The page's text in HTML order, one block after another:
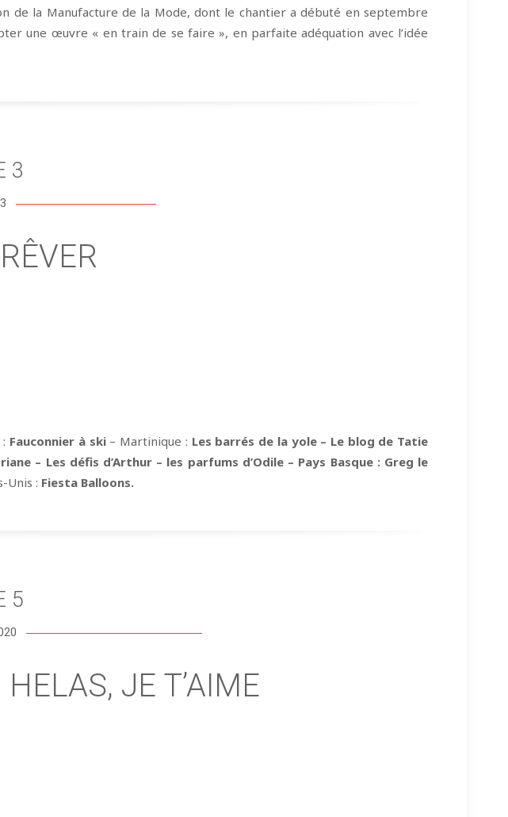
de la Manufacture de la Mode, dont le chantier a débuté en septembre
une œuvre « en train de se faire », en parfaite adéquation avec l’idée
3
Fauconnier à ski– Martinique : Les barrés de la yole – Le blog de Tatie
– Les défis d’Arthur – les parfums d’Odile – Pays Basque : Greg le
Unis : Fiesta Balloons.
5
JE T’AIME